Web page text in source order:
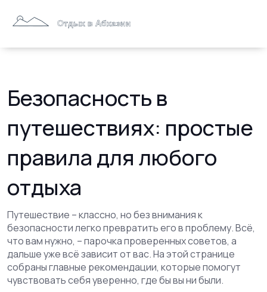
Безопасность в
путешествиях: простые
правила для любого
отдыха
Путешествие – классно, но без внимания к
безопасности легко превратить его в проблему. Всё,
что вам нужно, – парочка проверенных советов, а
дальше уже всё зависит от вас. На этой странице
собраны главные рекомендации, которые помогут
чувствовать себя уверенно, где бы вы ни были.